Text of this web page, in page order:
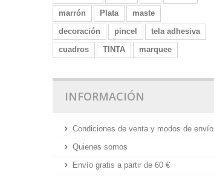
marrón
Plata
maste
decoración
pincel
tela adhesiva
cuadros
TINTA marquee
INFORMACIÓN
Condiciones de venta y modos de envío
Quienes somos
Envío gratis a partir de 60 €